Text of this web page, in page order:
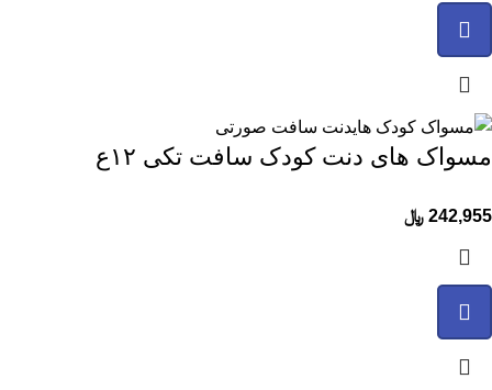
مسواک های دنت کودک سافت تکی ۱۲ع
242,955 ﷼